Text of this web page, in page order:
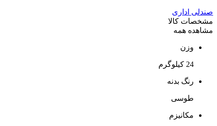
صندلی اداری
مشخصات کالا
مشاهده همه
وزن
24 کیلوگرم
رنگ بدنه
طوسی
مکانیزم